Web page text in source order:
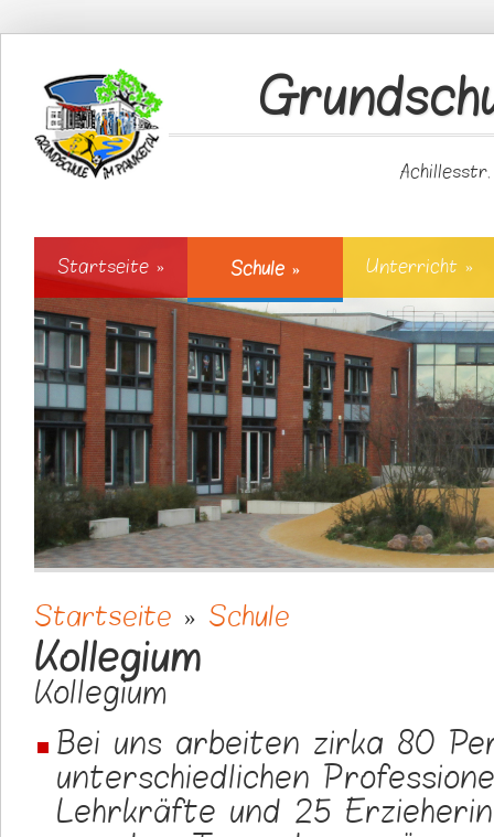
Startseite » Schule» Unterricht »
Sie sind hier
Startseite » Schule
Kollegium
Kollegium
Bei uns arbeiten zirka 80
unterschiedlichen
Lehrkräfte und 25